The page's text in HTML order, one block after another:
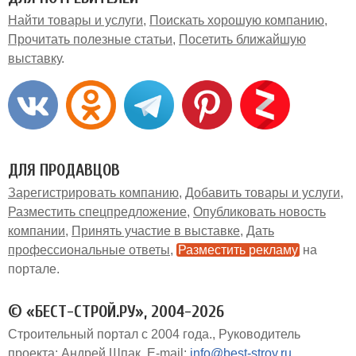
Найти товары и услуги
Поискать хорошую компанию
Прочитать полезные статьи
Посетить ближайшую
выставку
ДЛЯ ПРОДАВЦОВ
Зарегистрировать компанию Добавить товары и услуги
Разместить спецпредложение Опубликовать новость
компании
Принять участие в выставке Дать
профессиональные ответы
Разместить рекламу на
портале
© «БЕСТ-СТРОЙ.РУ», 2004-2026
Строительный портал с 2004 года.
Руководитель